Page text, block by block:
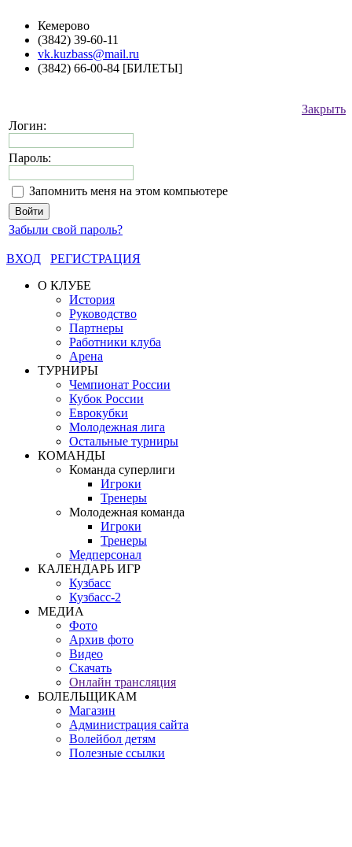
Кемерово
(3842) 39-60-11
vk.kuzbass@mail.ru
(3842) 66-00-84 [БИЛЕТЫ]
Закрыть
Логин:
Пароль:
Запомнить меня на этом компьютере
Забыли свой пароль?
ВХОД
РЕГИСТРАЦИЯ
О КЛУБЕ
История
Руководство
Партнеры
Работники клуба
Арена
ТУРНИРЫ
Чемпионат России
Кубок России
Еврокубки
Молодежная лига
Остальные турниры
КОМАНДЫ
Команда суперлиги
Игроки
Тренеры
Молодежная команда
Игроки
Тренеры
Медперсонал
КАЛЕНДАРЬ ИГР
Кузбасс
Кузбасс-2
МЕДИА
Фото
Архив фото
Видео
Скачать
Онлайн трансляция
БОЛЕЛЬЩИКАМ
Магазин
Администрация сайта
Волейбол детям
Полезные ссылки